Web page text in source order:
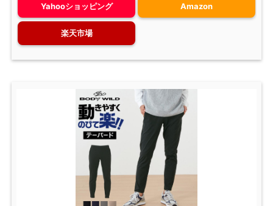
Yahooショッピング Amazon
楽天市場